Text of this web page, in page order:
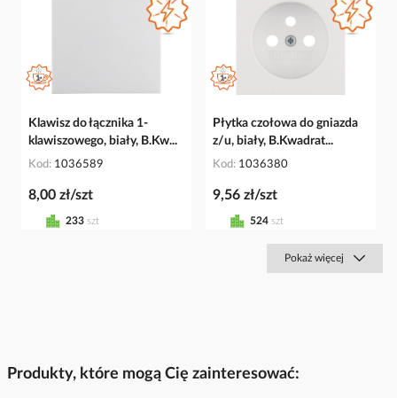
Klawisz do łącznika 1-
klawiszowego, biały, B.Kw...
Kod 1036589
8,00 zł/szt
233 szt
Płytka czołowa do gniazda
z/u, biały, B.Kwadrat...
Kod 1036380
9,56 zł/szt
524 szt
Pokaż więcej
Produkty, które mogą Cię zainteresować: